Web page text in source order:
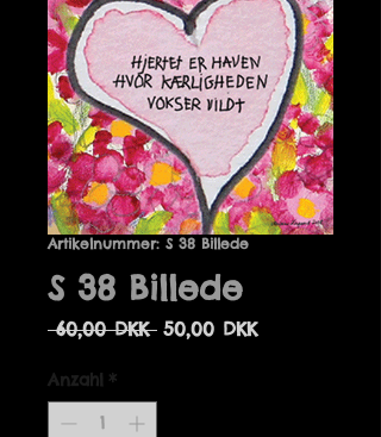
Artikelnummer: S 38 Billede
S 38 Billede
60,00 DKK Standardpreis
50,00 DKKSale-
Anzahl *